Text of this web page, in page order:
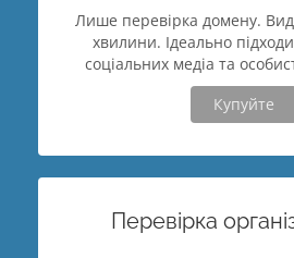
Лише перевірка домену.
хвилини. Ідеально
соціальних медіа та
Купуйте
Перевірка